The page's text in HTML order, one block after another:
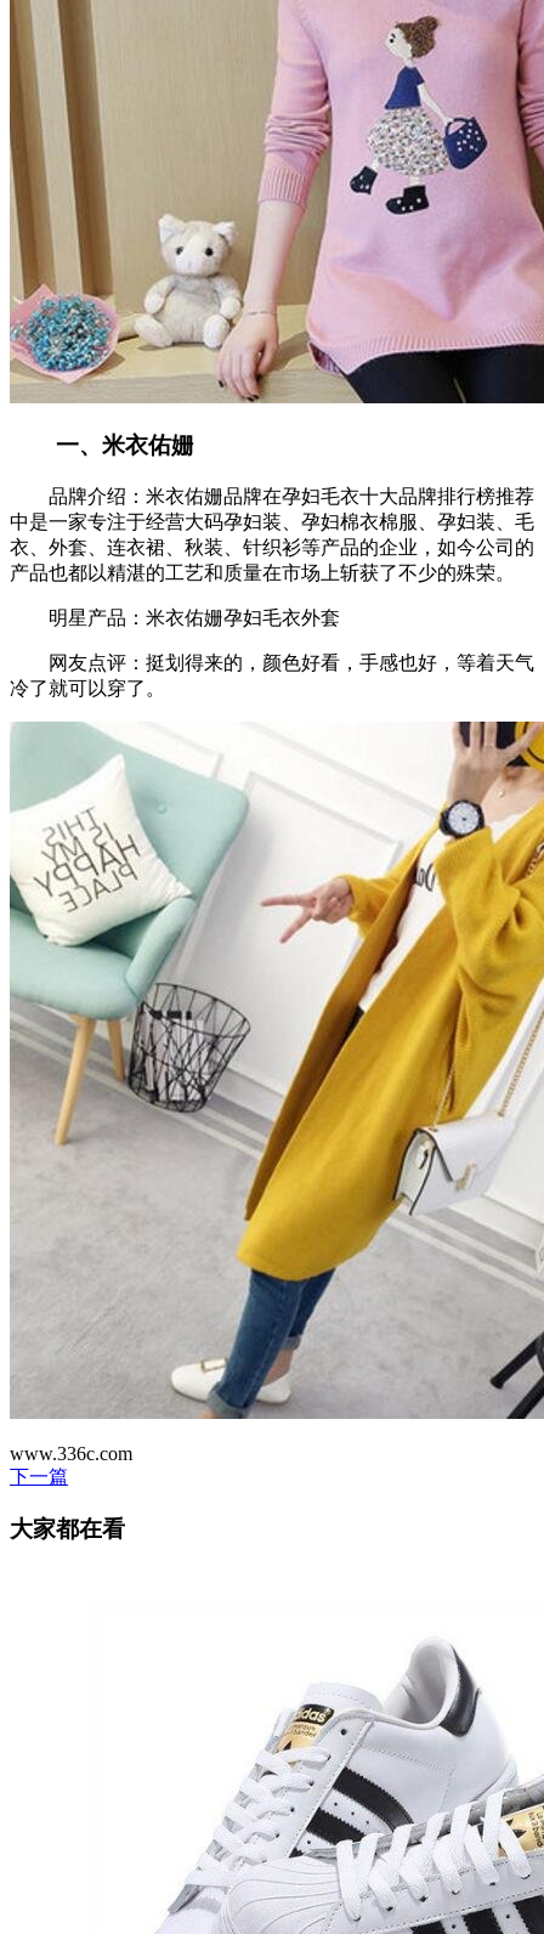
一、米衣佑姗
品牌介绍：米衣佑姗品牌在孕妇毛衣十大品牌排行榜推荐
中是一家专注于经营大码孕妇装、孕妇棉衣棉服、孕妇装、毛
衣、外套、连衣裙、秋装、针织衫等产品的企业，如今公司的
产品也都以精湛的工艺和质量在市场上斩获了不少的殊荣。
明星产品：米衣佑姗孕妇毛衣外套
网友点评：挺划得来的，颜色好看，手感也好，等着天气
冷了就可以穿了。
www.336c.com
下一篇
大家都在看